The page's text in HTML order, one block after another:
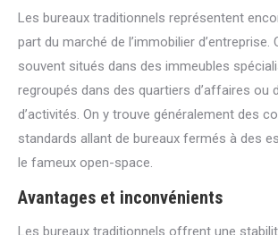
Les bureaux traditionnels représentent
part du marché de l’immobilier
souvent situés dans des immeubles
regroupés dans des quartiers d’affaires ou
d’activités. On y trouve généralement des
standards allant de bureaux fermés à des
le fameux open-space.
Avantages et inconvénients
Les bureaux traditionnels offrent une